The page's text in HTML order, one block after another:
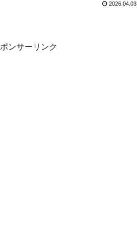
2026.04.03
ンサーリンク